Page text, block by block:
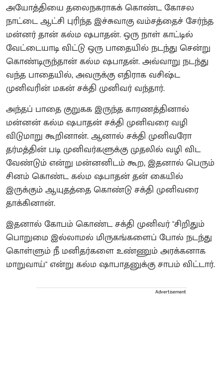
அயோத்தியை தலைநகராகக் கொண்ட கோசல
நாட்டை ஆட்சி புரிந்த இச்சுவாகு வம்சத்தைச் சேர்ந்த
மன்னர் தான் கல்ம ஷபாதன். ஒரு நாள் காட்டில்
வேட்டையாடி விட்டு ஒரு பாதையில் நடந்து சென்று
கொண்டிருந்தான் கல்ம ஷபாதன். அவ்வாறு நடந்து
வந்த பாதையில், அவருக்கு எதிராக வசிஷ்ட
முனிவரின் மகன் சக்தி முனிவர் வந்தார்.
அந்தப் பாதை குறுகக இருந்த காரணத்தினால்
மன்னன் கல்ம ஷபாதன் சக்தி முனிவரை வழி
விடுமாறு கூறினான். ஆனால் சக்தி முனிவரோ
தர்மத்தின் படி முனிவர்களுக்கு முதலில் வழி விட
வேண்டும் என்று மன்னனிடம் கூற, இதனால் பெரும்
சினம் கொண்ட கல்ம ஷபாதன் தன் கையில்
இருக்கும் ஆயுதத்தை கொண்டு சக்தி முனிவரை
தாக்கினான்.
இதனால் கோபம் கொண்ட சக்தி முனிவர் "சிறிதும்
பொறுமை இல்லாமல் மிருகங்களைப் போல் நடந்து
கொள்ளும் நீ மனிதர்களை உண்ணும் அரக்கனாக
மாறுவாய்" என்று கல்ம ஷாபாதனுக்கு சாபம் விட்டார்.
Advertisement